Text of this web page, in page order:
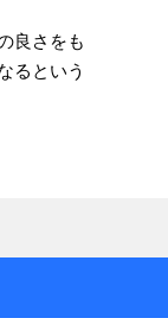
良さをも
るという